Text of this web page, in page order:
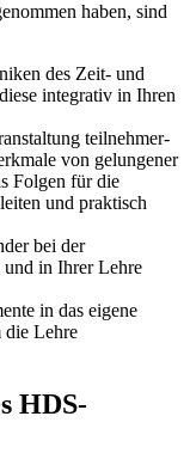
haben, sind
des Zeit- und
integrativ in Ihren
teilnehmer-
von gelungener
Folgen für die
und praktisch
bei der
und in Ihrer Lehre
in das eigene
die Lehre
HDS-